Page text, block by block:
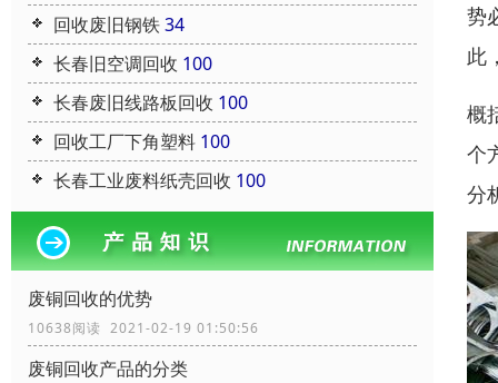
回收废旧钢铁34
长春旧空调回收 100
长春废旧线路板回收 100
回收工厂下角塑料 100
长春工业废料纸壳回收 100
废铜回收的优势
10638阅读 2021-02-19 01:50:56
废铜回收产品的分类
势
此
概
个
分